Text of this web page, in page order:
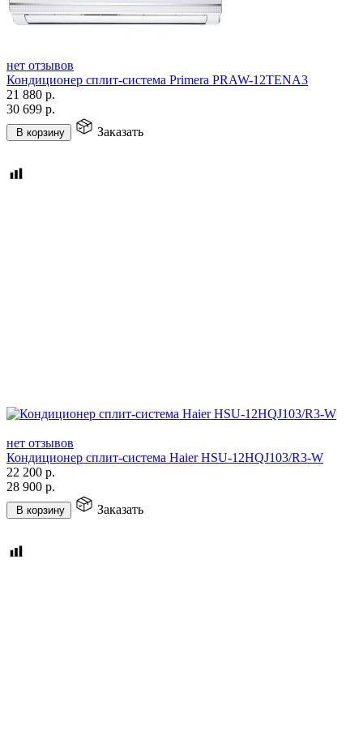
нет отзывов
Кондиционер сплит-система Primera PRAW-12TENA3
21 880 р.
30 699 р.
В корзину Заказать
нет отзывов
Кондиционер сплит-система Haier HSU-12HQJ103/R3-W
22 200 р.
28 900 р.
В корзину Заказать